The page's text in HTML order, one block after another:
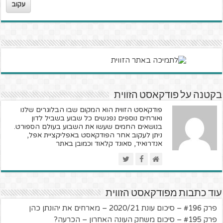
עקוב
בקטנה על פודקאסט הזווית
פודקאסט הזווית הוא המקום שבו הבלוגרים שלנו
ואורחים נוספים נפגשים כל שבוע בשביל לדון
בנושאים החמים שעשו את השבוע בעולם הספורט.
ניתן לעקוב אחר הפודקאסט באפליקציית אפל,
אנדרואיד, סאונד קלאוד וכמובן באתר
עוד כתבות מפודקאסט הזווית
פרק #196 – סיכום עונת 2020/21 – מארחים את יהונתן כהן
פרק #195 – סיכום משחק העונה האחרון – הכרעה?